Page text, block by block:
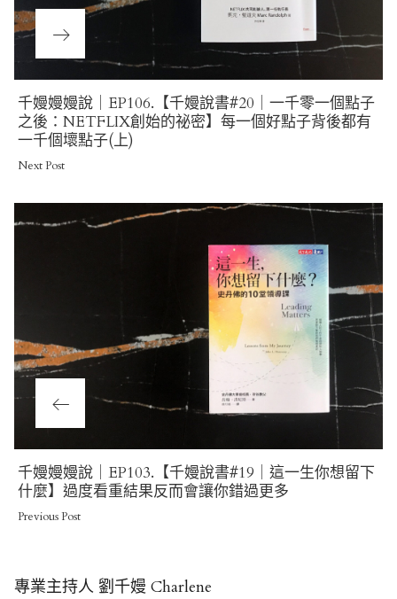
Next
Post
千嫚嫚嫚說｜EP106.【千嫚說書#20｜一千零一個點子
之後：NETFLIX創始的祕密】每一個好點子背後都有
一千個壞點子(上)
Next Post
Previous
Post
千嫚嫚嫚說｜EP103.【千嫚說書#19｜這一生你想留下
什麼】過度看重結果反而會讓你錯過更多
Previous Post
專業主持人 劉千嫚 Charlene